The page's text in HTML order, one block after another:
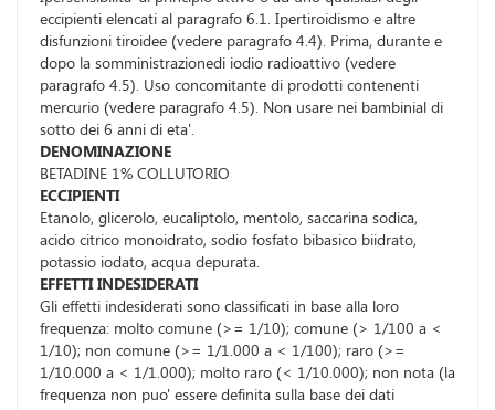
eccipienti elencati al paragrafo 6.1. Ipertiroidismo e altre
disfunzioni tiroidee (vedere paragrafo 4.4). Prima, durante e
dopo la somministrazionedi iodio radioattivo (vedere
paragrafo 4.5). Uso concomitante di prodotti contenenti
mercurio (vedere paragrafo 4.5). Non usare nei bambinial di
sotto dei 6 anni di eta'.
DENOMINAZIONE
BETADINE 1% COLLUTORIO
ECCIPIENTI
Etanolo, glicerolo, eucaliptolo, mentolo, saccarina sodica,
acido citrico monoidrato, sodio fosfato bibasico biidrato,
potassio iodato, acqua depurata.
EFFETTI INDESIDERATI
Gli effetti indesiderati sono classificati in base alla loro
frequenza: molto comune (>= 1/10); comune (> 1/100 a <
1/10); non comune (>= 1/1.000 a < 1/100); raro (>=
1/10.000 a < 1/1.000); molto raro (< 1/10.000); non nota (la
frequenza non puo' essere definita sulla base dei dati